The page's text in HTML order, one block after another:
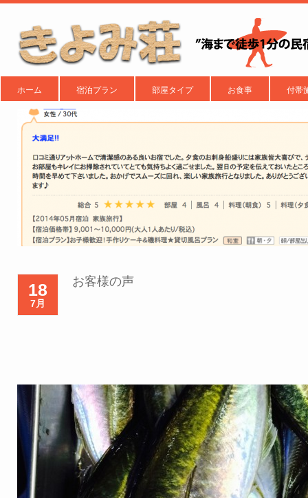
ホーム 宿泊プラン 部屋タイプ お食事 付帯
18
7月
お客様の声